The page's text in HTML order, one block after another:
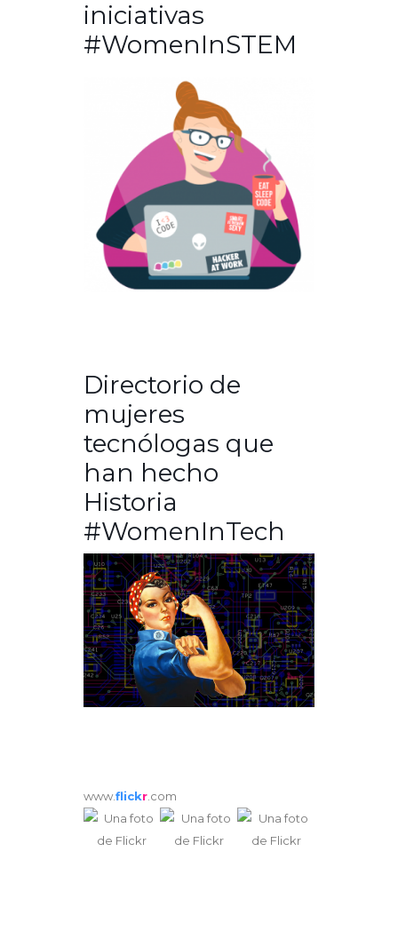
iniciativas
#WomenInSTEM
Directorio de
mujeres
tecnólogas que
han hecho
Historia
#WomenInTech
www.flickr.com